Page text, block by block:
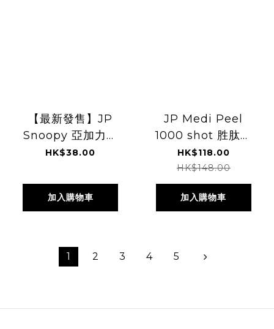
【最新發售】JP
Snoopy 亞加力膠
立體粒粒貼紙 4521
HK$38.00
加入購物車
JP Medi Peel
1000 shot 胜肽頸
霜棒 20g 5336
TK260727
HK$118.00
HK$148.00
加入購物車
1 2 3 4 5